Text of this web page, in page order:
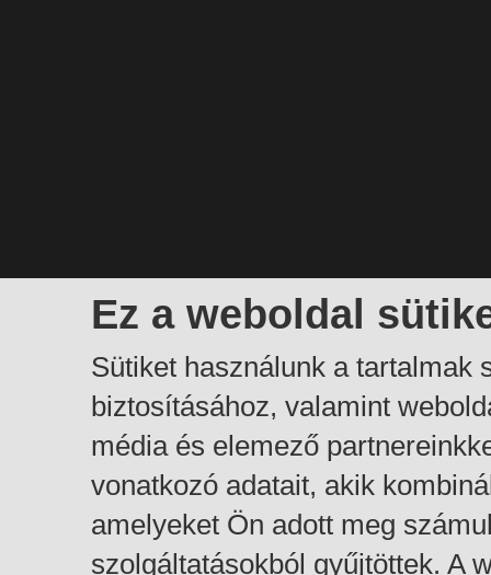
Ez a weboldal
Sütiket használunk a tartalmak
biztosításához, valamint
média és elemező
vonatkozó adatait, akik
amelyeket Ön adott meg
szolgáltatásokból gyűjtöttek. A